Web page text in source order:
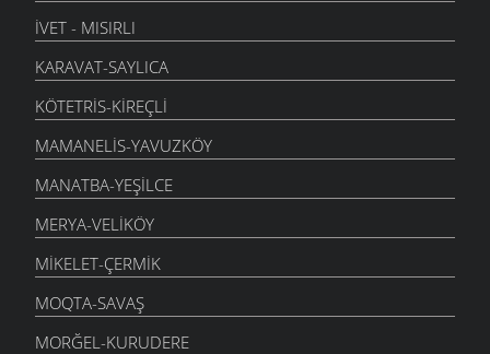
İVET - MISIRLI
KARAVAT-SAYLICA
KÖTETRIS-KIREÇLI
MAMANELIS-YAVUZKÖY
MANATBA-YEŞILCE
MERYA-VELIKÖY
MIKELET-ÇERMIK
MOQTA-SAVAŞ
MORĞEL-KURUDERE